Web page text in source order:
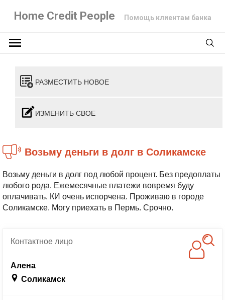
Home Credit People Помощь клиентам банка
РАЗМЕСТИТЬ НОВОЕ
ИЗМЕНИТЬ СВОЕ
Возьму деньги в долг в Соликамске
Возьму деньги в долг под любой процент. Без предоплаты
любого рода. Ежемесячные платежи вовремя буду
оплачивать. КИ очень испорчена. Проживаю в городе
Соликамске. Могу приехать в Пермь. Срочно.
Контактноелицо
Алена
Соликамск